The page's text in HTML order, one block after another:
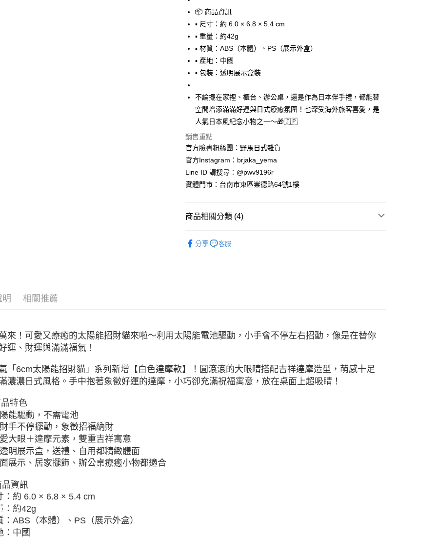
付款後全家取貨
每筆NT$65，滿NT$999(含以上)免運費
7-11取貨付款
每筆NT$65，滿NT$999(含以上)免運費
每筆NT$65，滿NT$999(含以上)免運費
宅配
每筆NT$100，滿NT$999(含以上)免運費
📦 商品資訊
▪ 尺寸：約 6.0 × 6.8 × 5.4 cm
▪ 重量：約42g
▪ 材質：ABS（本體）、PS（展示外盒）
▪ 產地：中國
▪ 包裝：透明展示盒裝
不論擺在家裡、櫃台、辦公桌，還是作為日本伴手禮，都能替
空間增添滿滿好運與日式療癒氛圍！也深受海外旅客喜愛，是
人氣日本風紀念小物之一～🎁🇯🇵
銷售重點
官方臉書粉絲團：野馬日式雜貨
官方Instagram：brjaka_yema
Line ID 請搜尋：@pwv9196r
實體門市：台南市東區崇德路64號1樓
商品相關分類 (4)
分享 客服
明 相關推薦
來！可愛又療癒的太陽能招財貓來啦～利用太陽能電池驅動，小手會不停左右招動，像是在替你
運、財運與滿滿福氣！
「6cm太陽能招財貓」系列新增【白色達摩款】！圓滾滾的大眼睛搭配吉祥達摩造型，萌感十足
濃濃日式風格。手中抱著象徵好運的達摩，小巧卻充滿祝福寓意，放在桌面上超吸睛！
品特色
能驅動，不需電池
手不停擺動，象徵招福納財
大眼＋達摩元素，雙重吉祥寓意
明展示盒，送禮、自用都精緻體面
展示、居家擺飾、辦公桌療癒小物都適合
資訊
：約 6.0 × 6.8 × 5.4 cm
：約42g
：ABS（本體）、PS（展示外盒）
：中國